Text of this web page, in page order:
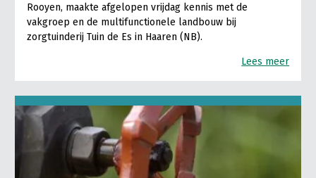
Rooyen, maakte afgelopen vrijdag kennis met de
vakgroep en de multifunctionele landbouw bij
zorgtuinderij Tuin de Es in Haaren (NB).
Lees meer